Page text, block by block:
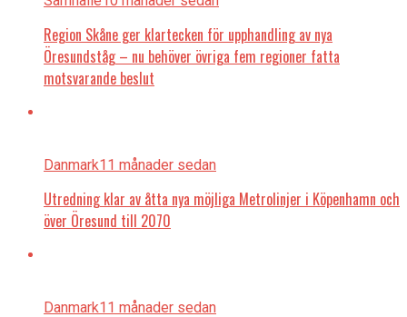
Region Skåne ger klartecken för upphandling av nya
Öresundståg – nu behöver övriga fem regioner fatta
motsvarande beslut
Danmark11 månader sedan
Utredning klar av åtta nya möjliga Metrolinjer i Köpenhamn och
över Öresund till 2070
Danmark11 månader sedan